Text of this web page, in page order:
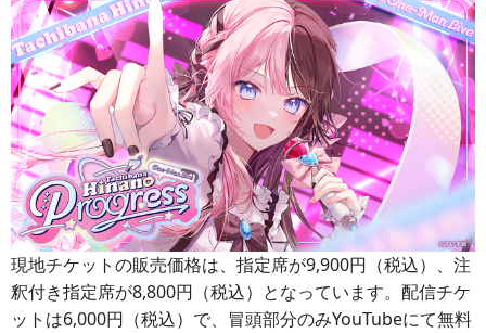
現地チケットの販売価格は、指定席が9,900円（税込）、注
釈付き指定席が8,800円（税込）となっています。配信チケ
ットは6,000円（税込）で、冒頭部分のみYouTubeにて無料